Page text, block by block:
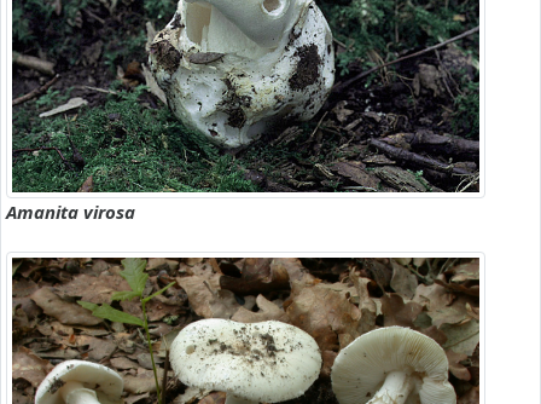
Amanita virosa